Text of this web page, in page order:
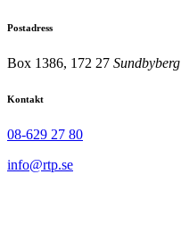
Postadress
Box 1386, 172 27 Sundbyberg
Kontakt
08-629 27 80
info@rtp.se